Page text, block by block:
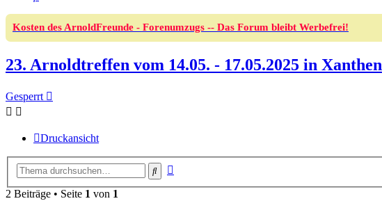
Kosten des ArnoldFreunde - Forenumzugs -- Das Forum bleibt Werbefrei!
23. Arnoldtreffen vom 14.05. - 17.05.2025 in Xanthen
Gesperrt
Druckansicht
Suche
2 Beiträge • Seite 1 von 1